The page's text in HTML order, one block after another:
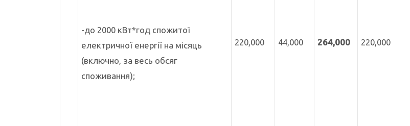
-до 2000 кВт*год спожитої
електричної енергії на місяць
(включно, за весь обсяг
споживання);
220,000 44,000 264,000 220,000